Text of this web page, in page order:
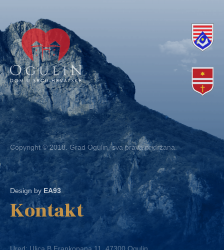
Copyright © 2018. Grad Ogulin, sva prava pridržana.
Design byEA93
Kontakt
Ured: Ulica B.Frankopana 11, 47300 Ogulin